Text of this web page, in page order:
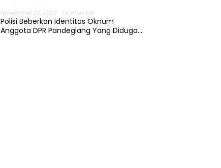
November 22, 2022 1 Komentar
Polisi Beberkan Identitas Oknum
Anggota DPR Pandeglang Yang Diduga